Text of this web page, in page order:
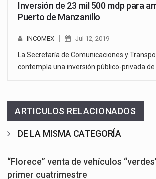
Inversión de 23 mil 500 mdp para
Puerto de Manzanillo
INCOMEX Jul 12, 2019
La Secretaría de Comunicaciones y
contempla una inversión público-privada de
ARTICULOS RELACIONADOS
DE LA MISMA CATEGORÍA
“Florece” venta de vehículos
primer cuatrimestre